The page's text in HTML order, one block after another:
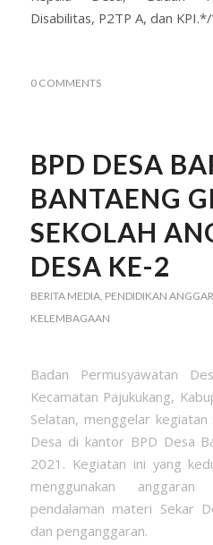
Disabilitas, P2TP A, dan
0 COMMENTS
BPD DESA
BANTAENG
SEKOLAH
DESA KE-2
BERITA MEDIA, PENDIDIKAN
KELEMBAGAAN
Badan Permusyawatan
Kecamatan Pajukukang,
Selatan, menggelar kegiatan
Desa di kantor BPD Desa
2021. Kegiatan ini yang
menggunakan
pendalaman materi Sekar
dan penganggaran.